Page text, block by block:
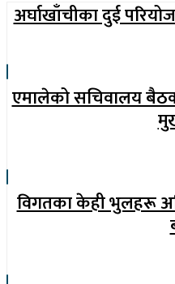
अर्घाखाँचीका दुई
एमालेको सचिवालय
विगतका केही भुलहरू